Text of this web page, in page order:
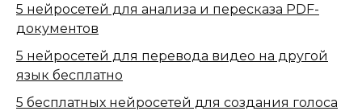
5 нейросетей для анализа и пересказа PDF-
документов
5 нейросетей для перевода видео на другой
язык бесплатно
5 бесплатных нейросетей для создания голоса